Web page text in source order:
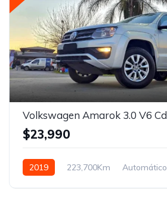
Volkswagen Amarok 3.0 V6 Cd
$23,990
2019 223,700Km Automático